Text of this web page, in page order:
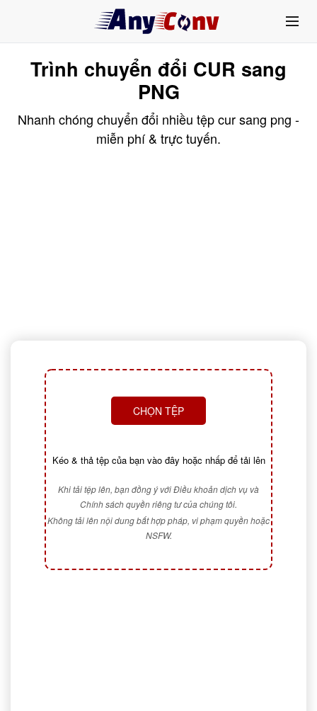
Trình chuyển đổi CUR sang
PNG
Nhanh chóng chuyển đổi nhiều tệp cur sang png -
miễn phí & trực tuyến.
CHỌN TỆP
Kéo & thả tệp của bạn vào đây hoặc nhấp để tải lên
Khi tải tệp lên, bạn đồng ý với Điều khoản dịch vụ và
Chính sách quyền riêng tư của chúng tôi.
Không tải lên nội dung bất hợp pháp, vi phạm quyền hoặc
NSFW.